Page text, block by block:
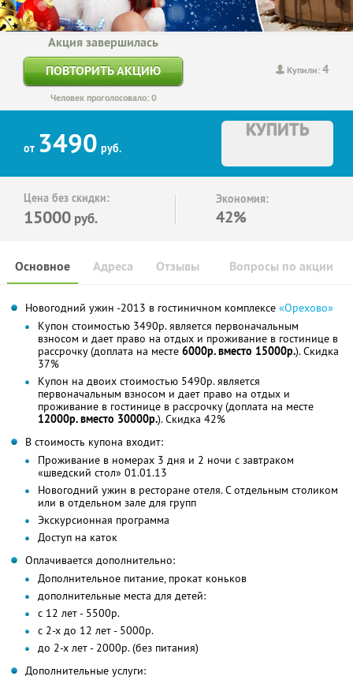
Купили:4
Акция завершилась
ПОВТОРИТЬ АКЦИЮ
Человек проголосовало: 0
от 3490 руб.
КУПИТЬ
Цена без скидки:
15000 руб.
Экономия:
42%
Основное Отзывы Вопросы по акции
Адреса
Новогодний ужин -2013 в гостиничном комплексе «Орехово»
Купон стоимостью 3490р. является первоначальным
взносом и дает право на отдых и проживание в гостинице в
рассрочку (доплата на месте 6000р. вместо 15000р.). Скидка
37%
Купон на двоих стоимостью 5490р. является
первоначальным взносом и дает право на отдых и
проживание в гостинице в рассрочку (доплата на месте
12000р. вместо 30000р.). Скидка 42%
В стоимость купона входит:
Проживание в номерах 3 дня и 2 ночи с завтраком
«шведский стол» 01.01.13
Новогодний ужин в ресторане отеля. С отдельным столиком
или в отдельном зале для групп
Экскурсионная программа
Доступ на каток
Оплачивается дополнительно:
Дополнительное питание, прокат коньков
дополнительные места для детей:
с 12 лет - 5500р.
с 2-х до 12 лет - 5000р.
до 2-х лет - 2000р. (без питания)
Дополнительные услуги: